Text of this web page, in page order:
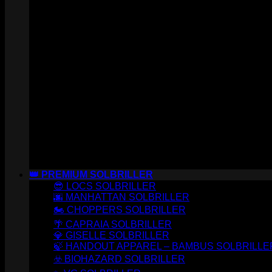
👑 PREMIUM SOLBRILLER
😎 LOCS SOLBRILLER
🌆 MANHATTAN SOLBRILLER
🏍️ CHOPPERS SOLBRILLER
🌴 CAPRAIA SOLBRILLER
💎 GISELLE SOLBRILLER
🍃 HANDOUT APPAREL – BAMBUS
☣️ BIOHAZARD SOLBRILLER